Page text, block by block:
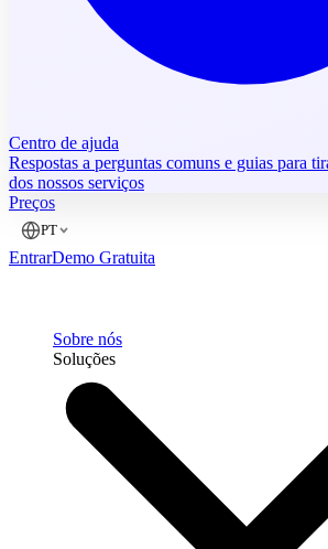
Centro de ajuda
Respostas a perguntas comuns e guias para
dos nossos serviços
Preços
PT
EntrarDemo Gratuita
Sobre nós
Soluções